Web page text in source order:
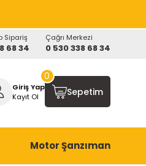
Sipariş
68 34
Çağrı Merkezi
0 530 338 68 34
Giriş Yap
Kayıt Ol
Sepetim
0
Motor Şanzıman